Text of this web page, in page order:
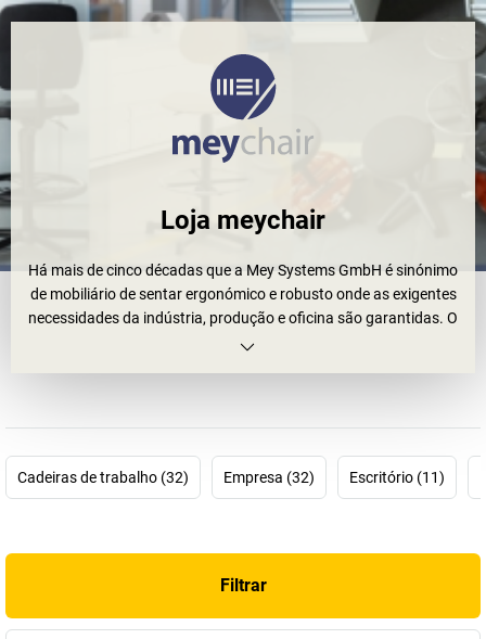
Loja meychair
Há mais de cinco décadas que a Mey Systems GmbH é sinónimo
de mobiliário de sentar ergonómico e robusto onde as exigentes
necessidades da indústria, produção e oficina são garantidas. O
que começou como uma pequena oficina de soldadura evoluiu
A Mey Systems oferece uma vasta gama de produtos, desde
apoios de pé ergonómicos com vários modelos até assentos XXL
enraizada na região de Alto Francónia, a Mey Systems desenvolve
Cadeiras de trabalho (32) Empresa (32) Escritório (11)
Filtrar